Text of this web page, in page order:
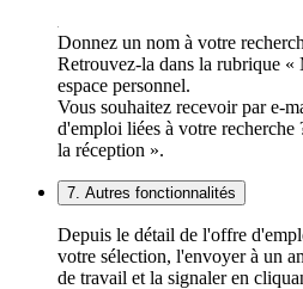
Donnez un nom à votre
Retrouvez-la dans la rubrique «
espace personnel.
Vous souhaitez recevoir par e-
d'emploi liées à votre
la réception ».
7. Autres fonctionnalités
Depuis le détail de l'offre
votre sélection, l'envoyer à un
de travail et la signaler en